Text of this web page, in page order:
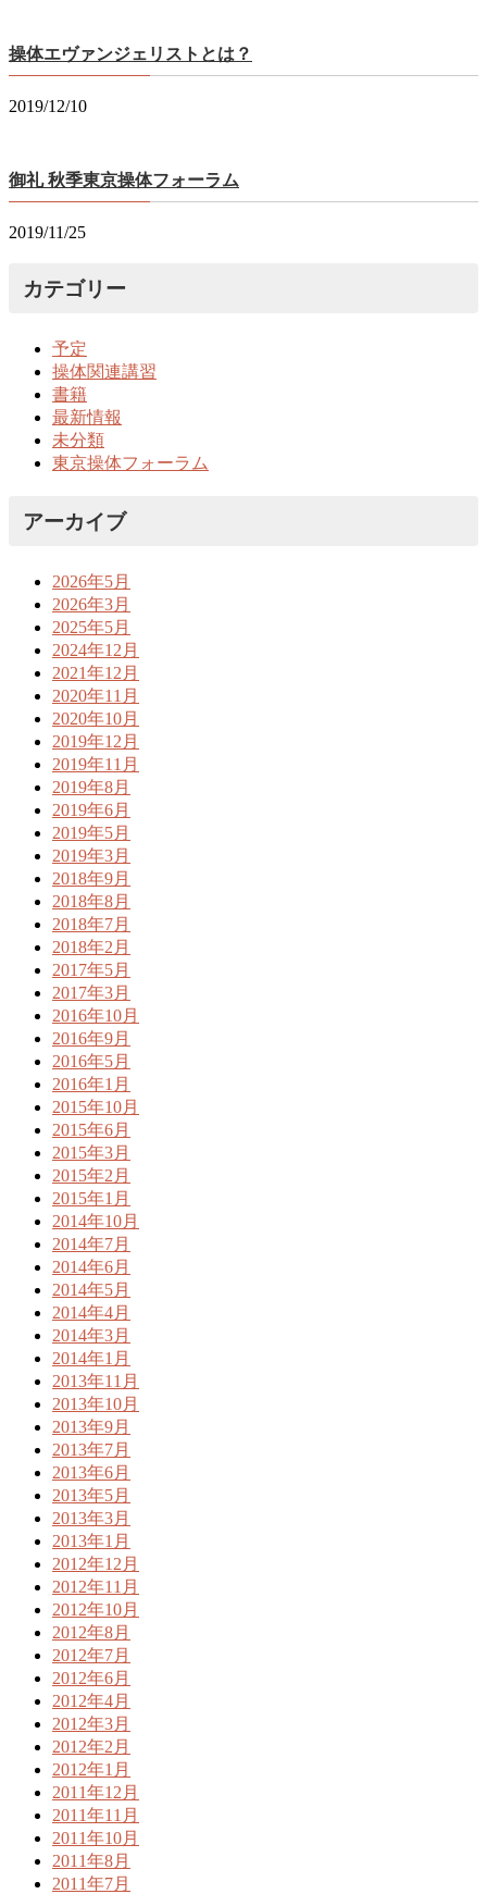
操体エヴァンジェリストとは？
2019/12/10
御礼 秋季東京操体フォーラム
2019/11/25
カテゴリー
予定
操体関連講習
書籍
最新情報
未分類
東京操体フォーラム
アーカイブ
2026年5月
2026年3月
2025年5月
2024年12月
2021年12月
2020年11月
2020年10月
2019年12月
2019年11月
2019年8月
2019年6月
2019年5月
2019年3月
2018年9月
2018年8月
2018年7月
2018年2月
2017年5月
2017年3月
2016年10月
2016年9月
2016年5月
2016年1月
2015年10月
2015年6月
2015年3月
2015年2月
2015年1月
2014年10月
2014年7月
2014年6月
2014年5月
2014年4月
2014年3月
2014年1月
2013年11月
2013年10月
2013年9月
2013年7月
2013年6月
2013年5月
2013年3月
2013年1月
2012年12月
2012年11月
2012年10月
2012年8月
2012年7月
2012年6月
2012年4月
2012年3月
2012年2月
2012年1月
2011年12月
2011年11月
2011年10月
2011年8月
2011年7月